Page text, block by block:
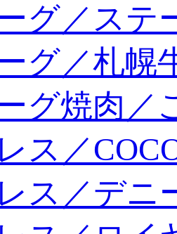
グ／ステ
グ／札幌
グ焼肉／
ス／
ス／デニ